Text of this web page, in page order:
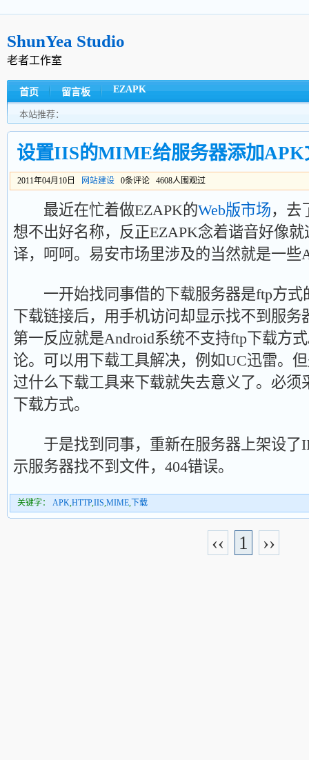
ShunYea Studio
老者工作室
首页 留言板 EZAPK
本站推荐：
设置IIS的MIME给服务器添加APK
2011年04月10日 网站建设 0条评论 4608人围观过
最近在忙着做EZAPK的Web版市场，去
想不出好名称，反正EZAPK念着谐音好像
译，呵呵。易安市场里涉及的当然就是一些
一开始找同事借的下载服务器是ftp方式
下载链接后，用手机访问却显示找不到服务
第一反应就是Android系统不支持ftp下载方
论。可以用下载工具解决，例如UC迅雷。
过什么下载工具来下载就失去意义了。必须
下载方式。
于是找到同事，重新在服务器上架设了
示服务器找不到文件，404错误。
关键字： APK,HTTP,IIS,MIME, 下载
‹‹ 1 ››